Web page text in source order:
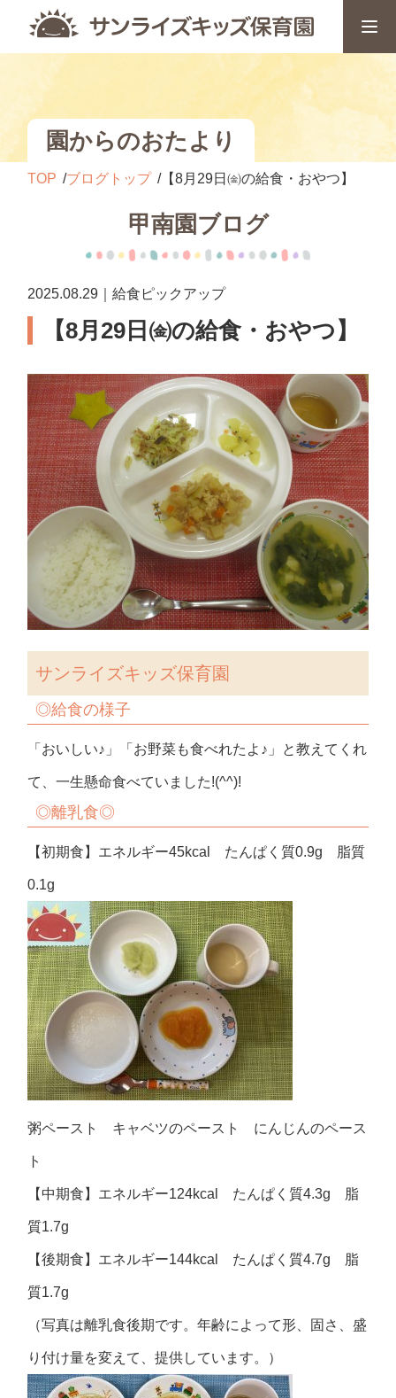
園からのおたより
TOP ブログトップ 【8月29日㈮の給食・おやつ】
甲南園ブログ
2025.08.29｜給食ピックアップ
【8月29日㈮の給食・おやつ】
サンライズキッズ保育園
◎給食の様子
「おいしい♪」「お野菜も食べれたよ♪」と教えてくれ
て、一生懸命食べていました!(^^)!
◎離乳食◎
【初期食】エネルギー45kcal たんぱく質0.9g 脂質
0.1g
粥ペースト キャベツのペースト にんじんのペース
ト
【中期食】エネルギー124kcal たんぱく質4.3g 脂
質1.7g
【後期食】エネルギー144kcal たんぱく質4.7g 脂
質1.7g
（写真は離乳食後期です。年齢によって形、固さ、盛
り付け量を変えて、提供しています。）